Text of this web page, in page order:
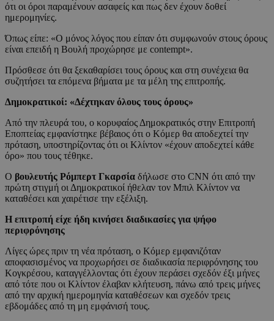
ότι οι όροι παραμένουν ασαφείς και πως δεν έχουν δοθεί
ημερομηνίες.
Όπως είπε: «Ο μόνος λόγος που είπαν ότι συμφωνούν στους όρους
είναι επειδή η Βουλή προχώρησε με contempt».
Πρόσθεσε ότι θα ξεκαθαρίσει τους όρους και στη συνέχεια θα
συζητήσει τα επόμενα βήματα με τα μέλη της επιτροπής.
Δημοκρατικοί: «Δέχτηκαν όλους τους όρους»
Από την πλευρά του, ο κορυφαίος Δημοκρατικός στην Επιτροπή
Εποπτείας εμφανίστηκε βέβαιος ότι ο Κόμερ θα αποδεχτεί την
πρόταση, υποστηρίζοντας ότι οι Κλίντον «έχουν αποδεχτεί κάθε
όρο» που τους τέθηκε.
Ο βουλευτής Ρόμπερτ Γκαρσία δήλωσε στο CNN ότι από την
πρώτη στιγμή οι Δημοκρατικοί ήθελαν τον Μπιλ Κλίντον να
καταθέσει και χαιρέτισε την εξέλιξη.
Η επιτροπή είχε ήδη κινήσει διαδικασίες για ψήφο
περιφρόνησης
Λίγες ώρες πριν τη νέα πρόταση, ο Κόμερ εμφανιζόταν
αποφασισμένος να προχωρήσει σε διαδικασία περιφρόνησης του
Κογκρέσου, καταγγέλλοντας ότι έχουν περάσει σχεδόν έξι μήνες
από τότε που οι Κλίντον έλαβαν κλήτευση, πάνω από τρεις μήνες
από την αρχική ημερομηνία καταθέσεων και σχεδόν τρεις
εβδομάδες από τη μη εμφάνισή τους.